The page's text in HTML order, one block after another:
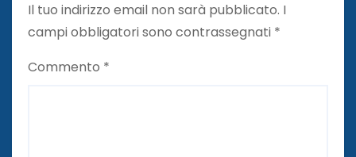
Il tuo indirizzo email non sarà pubblicato. I
campi obbligatori sono contrassegnati *
Commento *